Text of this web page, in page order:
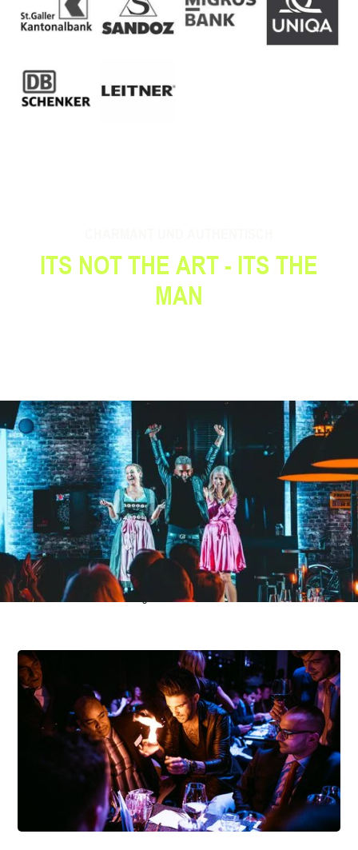
ITS NOT THE ART - ITS THE
MAN
Der Künstler
CHARMANT. AUTHENTISCH. EIN
ERLEBNIS FÜR ALLE SINNE.
Ben Hyven bringt nicht nur Magie, sondern Atmosphäre. Ein Abend, der
verbindet – von Tirol bis in den gesamten DACH-Raum.